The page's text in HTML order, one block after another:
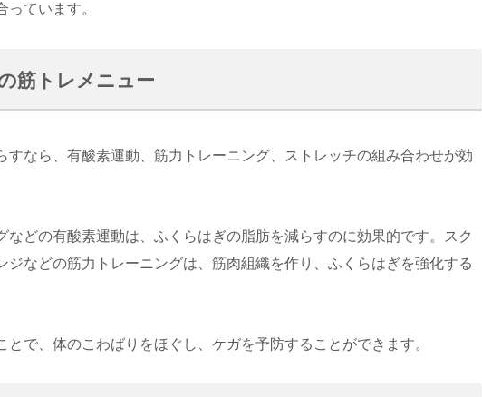
ています。
筋トレメニュー
すなら、有酸素運動、筋力トレーニング、ストレッチの組み合わせが効
などの有酸素運動は、ふくらはぎの脂肪を減らすのに効果的です。スク
ジなどの筋力トレーニングは、筋肉組織を作り、ふくらはぎを強化する
で、体のこわばりをほぐし、ケガを予防することができます。